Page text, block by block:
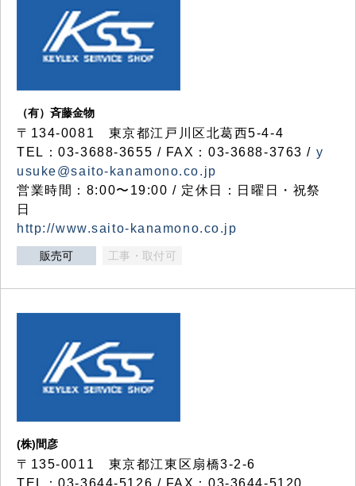
（有）斉藤金物
〒134-0081 東京都江戸川区北葛西5-4-4
TEL：03-3688-3655 / FAX：03-3688-3763 / y
usuke@saito-kanamono.co.jp
営業時間：8:00〜19:00 / 定休日：日曜日・祝祭
日
http://www.saito-kanamono.co.jp
販売可 工事・取付可
(株)間彦
〒135-0011 東京都江東区扇橋3-2-6
TEL：03-3644-5126 / FAX：03-3644-5120